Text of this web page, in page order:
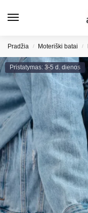
Pradžia / Moteriški batai /
Pristatymas: 3-5 d. dienos